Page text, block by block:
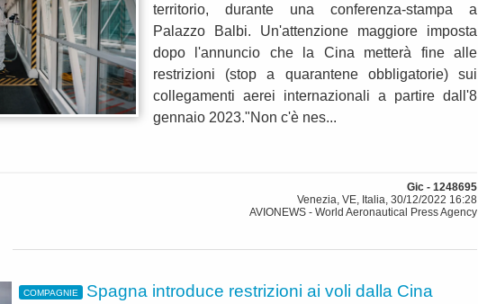
territorio, durante una conferenza-stampa a
Palazzo Balbi. Un'attenzione maggiore imposta
dopo l'annuncio che la Cina metterà fine alle
restrizioni (stop a quarantene obbligatorie) sui
collegamenti aerei internazionali a partire dall'8
gennaio 2023."Non c'è nes...
Gic - 1248695
Venezia, VE, Italia, 30/12/2022 16:28
AVIONEWS - World Aeronautical Press Agency
COMPAGNIE Spagna introduce restrizioni ai voli dalla Cina